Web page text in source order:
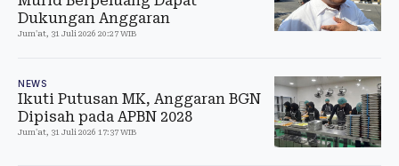
Dukungan Anggaran
Jum'at, 31 Juli 2026 20:27 WIB
NEWS
Ikuti Putusan MK, Anggaran BGN
Dipisah pada APBN 2028
Jum'at, 31 Juli 2026 17:37 WIB